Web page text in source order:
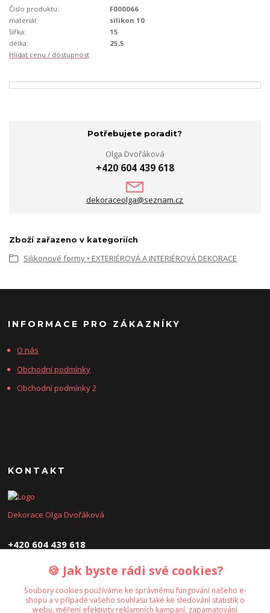
Číslo produktu:
F000066
materiál:
silikon 10
šířka:
15
délka:
25,5
Hlídat cenu / dostupnost
Potřebujete poradit?
Olga Dvořáková
+420 604 439 618
dekoraceolga@seznam.cz
Zboží zařazeno v kategoriích
Silikonové formy • EXTERIÉROVÁ A INTERIÉROVÁ DEKORACE
INFORMACE PRO ZÁKAZNÍKY
O nás
Obchodní podmínky
Obchodní podmínky 2
KONTAKT
Dekorace Olga Dvořáková
+420 604 439 618
dekoraceolga@seznam.cz
🍪 Jak byste rádi své cookies?
Soubory cookies používáme ke správnému fungování našeho e-
shopu a v případě vašeho souhlasu také ke sledování statistik o
webu, měření efektivity reklamních kampaní, zapamatování